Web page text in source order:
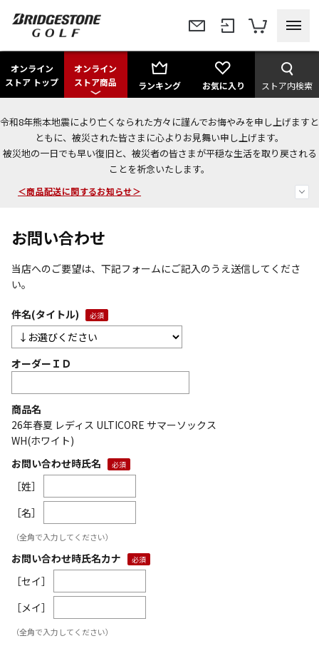
オンライン
ストア トップ
オンライン
ストア商品
ランキング お気に入り ストア内検索
令和8年熊本地震により亡くなられた方々に謹んでお悔やみを申し上げますと
ともに、被災された皆さまに心よりお見舞い申し上げます。
被災地の一日でも早い復旧と、被災者の皆さまが平穏な生活を取り戻される
ことを祈念いたします。
今なら新規会員登録で1,000円OFFクーポンプレゼント！
お問い合わせ
当店へのご要望は、下記フォームにご記入のうえ送信してくださ
い。
件名(タイトル)
オーダーＩＤ
商品名
26年春夏 レディス ULTICORE サマーソックス
WH(ホワイト)
お問い合わせ時氏名
［姓］
［名］
（全角で入力してください）
お問い合わせ時氏名カナ
［セイ］
［メイ］
（全角で入力してください）